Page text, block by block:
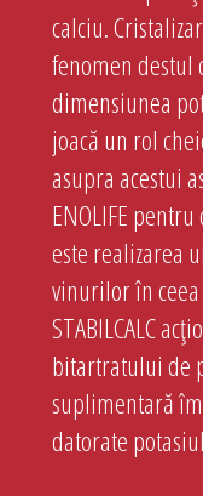
calciu.
fenomen destul
dimensiunea
joacă un rol
asupra acestui
ENOLIFE pentru
este realizarea
vinurilor în
STABILCALC
bitartratului de
suplimentară
datorate